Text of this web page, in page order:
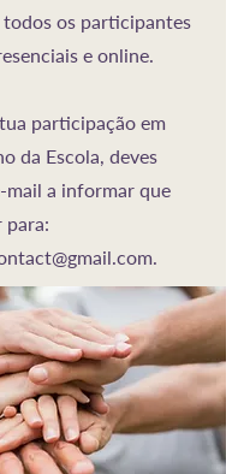
todos os participantes
e online.
participação em
da Escola, deves
mail a informar que
para: